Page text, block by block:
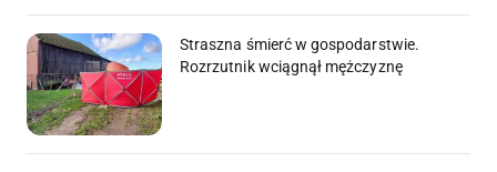
Straszna śmierć w gospodarstwie.
Rozrzutnik wciągnął mężczyznę